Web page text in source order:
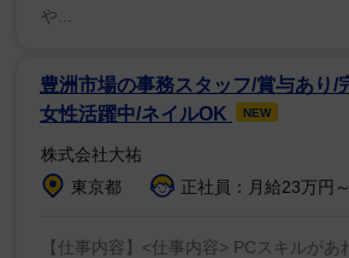
や...
豊洲市場の事務スタッフ/賞与あり/
女性活躍中/ネイルOK
NEW
株式会社大祐
東京都
正社員：月給23万円
【仕事内容】<仕事内容> PCスキルが